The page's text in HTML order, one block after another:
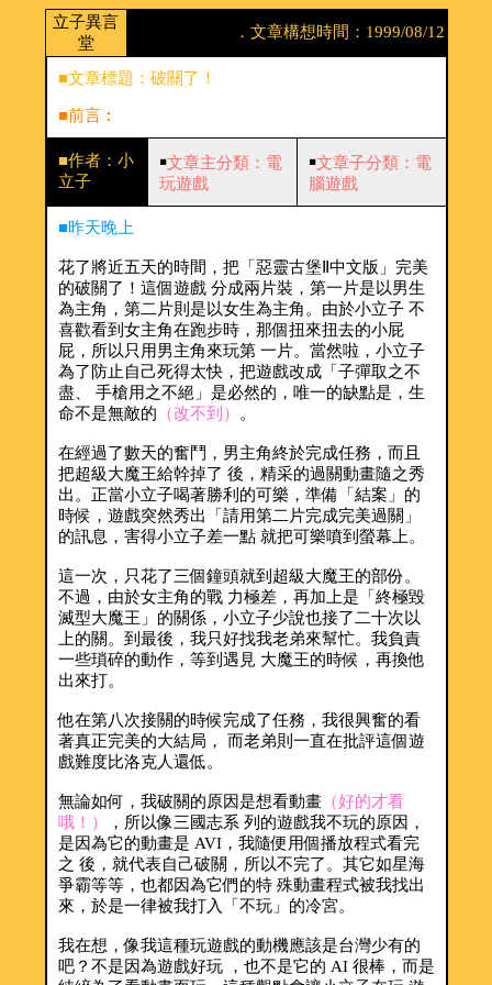
立子異言
堂
．文章構想時間：1999/08/12
■文章標題：破關了！
■前言︰
■作者：小
立子
￭文章主分類：電
玩遊戲
￭文章子分類：電
腦遊戲
■昨天晚上
花了將近五天的時間，把「惡靈古堡Ⅱ中文版」完美
的破關了！這個遊戲 分成兩片裝，第一片是以男生
為主角，第二片則是以女生為主角。由於小立子 不
喜歡看到女主角在跑步時，那個扭來扭去的小屁
屁，所以只用男主角來玩第 一片。當然啦，小立子
為了防止自己死得太快，把遊戲改成「子彈取之不
盡、 手槍用之不絕」是必然的，唯一的缺點是，生
命不是無敵的 （改不到） 。
在經過了數天的奮鬥，男主角終於完成任務，而且
把超級大魔王給幹掉了 後，精采的過關動畫隨之秀
出。正當小立子喝著勝利的可樂，準備「結案」的
時候，遊戲突然秀出「請用第二片完成完美過關」
的訊息，害得小立子差一點 就把可樂噴到螢幕上。
這一次，只花了三個鐘頭就到超級大魔王的部份。
不過，由於女主角的戰 力極差，再加上是「終極毀
滅型大魔王」的關係，小立子少說也接了二十次以
上的關。到最後，我只好找我老弟來幫忙。我負責
一些瑣碎的動作，等到遇見 大魔王的時候，再換他
出來打。
他在第八次接關的時候完成了任務，我很興奮的看
著真正完美的大結局， 而老弟則一直在批評這個遊
戲難度比洛克人還低。
無論如何，我破關的原因是想看動畫（好的才看
哦！）
，所以像三國志系 列的遊戲我不玩的原因，
是因為它的動畫是 AVI，我隨便用個播放程式看完
之 後，就代表自己破關，所以不完了。其它如星海
爭霸等等，也都因為它們的特 殊動畫程式被我找出
來，於是一律被我打入「不玩」的冷宮。
我在想，像我這種玩遊戲的動機應該是台灣少有的
吧？不是因為遊戲好玩 ，也不是它的 AI 很棒，而是